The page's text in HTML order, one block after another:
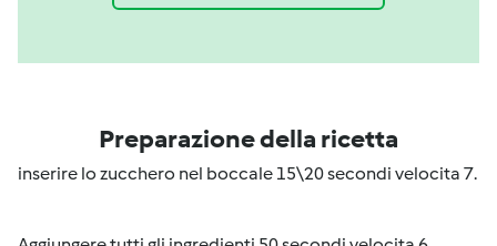
Preparazione della ricetta
inserire lo zucchero nel boccale 15\20 secondi velocita 7.